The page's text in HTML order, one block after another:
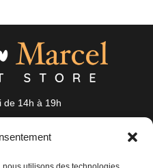
de 14h à 19h
56100 Lorient
conceptstore.com